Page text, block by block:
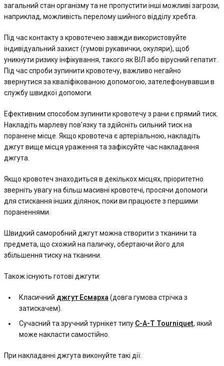
загальний стан організму та не пропустити інші можливі загрози,
наприклад, можливість перелому шийного відділу хребта.
Під час контакту з кровотечею завжди використовуйте
індивідуальний захист (гумові рукавички, окуляри), щоб
уникнути ризику інфікування, такого як ВІЛ або вірусний гепатит.
Під час спроби зупинити кровотечу, важливо негайно
звернутися за кваліфікованою допомогою, зателефонувавши в
службу швидкої допомоги.
Ефективним способом зупинити кровотечу з рани є прямий тиск.
Накладіть марлеву пов'язку та здійсніть сильний тиск на
поранене місце. Якщо кровотеча є артеріальною, накладіть
джгут вище місця ураження та зафіксуйте час накладання
джгута.
Якщо кровотеч знаходиться в декількох місцях, пріоритетно
зверніть увагу на більш масивні кровотечі, просячи допомоги
для стискання інших ділянок, поки ви працюєте з першими
пораненнями.
Швидкий саморобний джгут можна створити з тканини та
предмета, що схожий на паличку, обертаючи його для
збільшення тиску на тканини.
Також існують готові джгути:
Класичний джгут Есмарха (довга гумова стрічка з
затискачем).
Сучасний та зручний турнікет типу C-A-T Tourniquet, який
може накласти самостійно.
При накладанні джгута виконуйте такі дії: